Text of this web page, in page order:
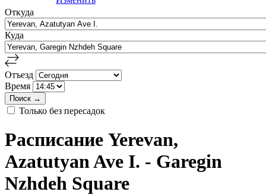
Откуда
Куда
Отъезд
Время
Только без пересадок
Расписание Yerevan,
Azatutyan Ave I. - Garegin
Nzhdeh Square